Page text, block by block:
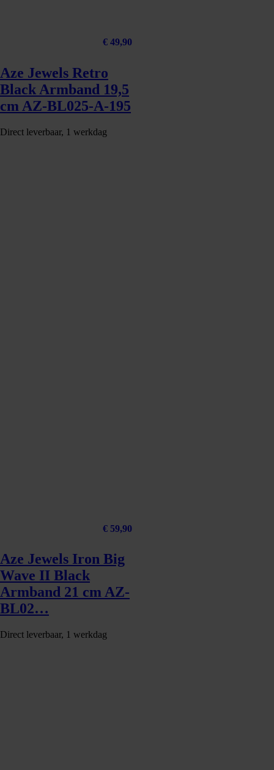
€ 49,90
Aze Jewels Retro
Black Armband 19,5
cm AZ-BL025-A-195
Direct leverbaar, 1 werkdag
€ 59,90
Aze Jewels Iron Big
Wave II Black
Armband 21 cm AZ-
BL02…
Direct leverbaar, 1 werkdag